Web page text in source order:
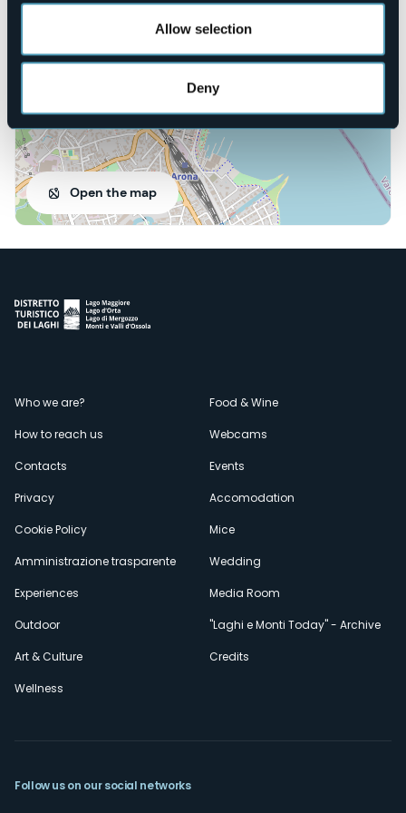
Allow selection
Deny
28041 - Arona (NO)
Open the map
Menù
secondario
Who we are?
How to reach us
Contacts
Privacy
Cookie Policy
Amministrazione trasparente
Experiences
Outdoor
Art & Culture
Wellness
Food & Wine
Webcams
Events
Accomodation
Mice
Wedding
Media Room
"Laghi e Monti Today" - Archive
Credits
Follow us on our social networks